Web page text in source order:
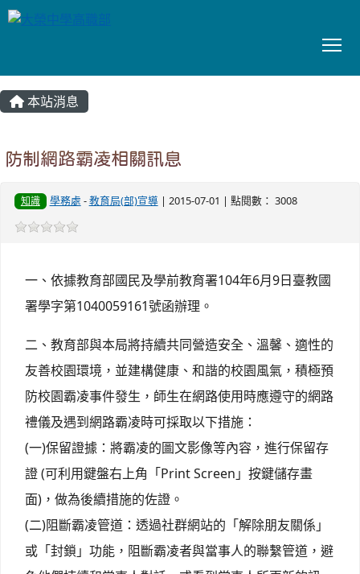
本站消息
防制網路霸凌相關訊息
知識 學務處 -教育局(部)宣導| 2015-07-01 | 點閱數： 3008
一、依據教育部國民及學前教育署104年6月9日臺教國
署學字第1040059161號函辦理。
二、教育部與本局將持續共同營造安全、溫馨、適性的
友善校園環境，並建構健康、和諧的校園風氣，積極預
防校園霸凌事件發生，師生在網路使用時應遵守的網路
禮儀及遇到網路霸凌時可採取以下措施：
(一)保留證據：將霸凌的圖文影像等內容，進行保留存
證 (可利用鍵盤右上角「Print Screen」按鍵儲存畫
面)，做為後續措施的佐證。
(二)阻斷霸凌管道：透過社群網站的「解除朋友關係」
或「封鎖」功能，阻斷霸凌者與當事人的聯繫管道，避